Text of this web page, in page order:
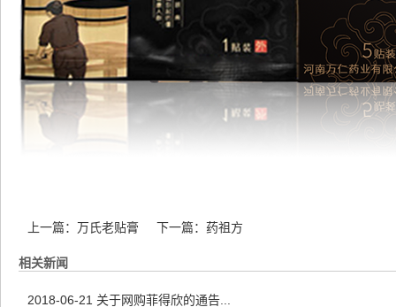
上一篇： 万氏老贴膏 下一篇： 药祖方
相关新闻
2018-06-21 关于网购菲得欣的通告...